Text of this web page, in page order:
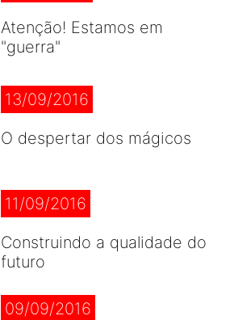
Atenção! Estamos em
"guerra"
13/09/2016
O despertar dos mágicos
11/09/2016
Construindo a qualidade do
futuro
09/09/2016